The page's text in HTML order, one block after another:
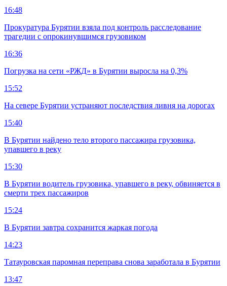
16:48
Прокуратура Бурятии взяла под контроль расследование
трагедии с опрокинувшимся грузовиком
16:36
Погрузка на сети «РЖД» в Бурятии выросла на 0,3%
15:52
На севере Бурятии устраняют последствия ливня на дорогах
15:40
В Бурятии найдено тело второго пассажира грузовика,
упавшего в реку
15:30
В Бурятии водитель грузовика, упавшего в реку, обвиняется в
смерти трех пассажиров
15:24
В Бурятии завтра сохранится жаркая погода
14:23
Татауровская паромная переправа снова заработала в Бурятии
13:47